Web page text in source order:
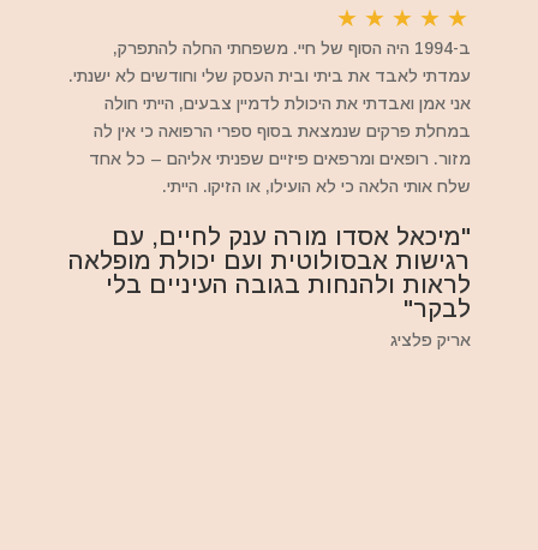
★
★
★
★
★
ב-1994 היה הסוף של חיי. משפחתי החלה להתפרק,
עמדתי לאבד את ביתי ובית העסק שלי וחודשים לא ישנתי.
אני אמן ואבדתי את היכולת לדמיין צבעים, הייתי חולה
במחלת פרקים שנמצאת בסוף ספרי הרפואה כי אין לה
מזור. רופאים ומרפאים פיזיים שפניתי אליהם – כל אחד
שלח אותי הלאה כי לא הועילו, או הזיקו. הייתי.
"מיכאל אסדו מורה ענק לחיים, עם
רגישות אבסולוטית ועם יכולת מופלאה
לראות ולהנחות בגובה העיניים בלי
לבקר"
אריק פלציג